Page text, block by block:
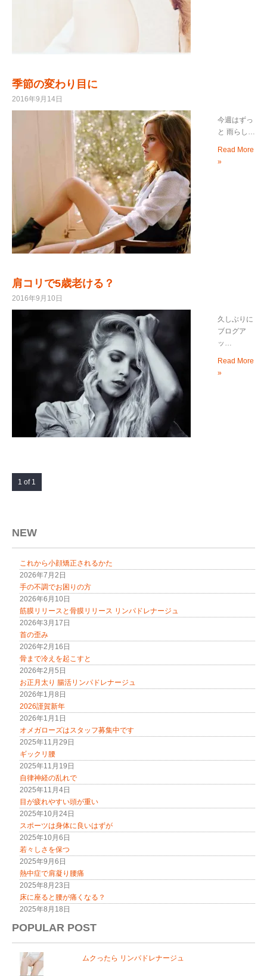
季節の変わり目に
2016年9月14日
今週はずっ
と 雨らし…
Read More
»
肩コリで5歳老ける？
2016年9月10日
久しぶりに
ブログア
ッ…
Read More
»
1 of 1
NEW
これから小顔矯正されるかた
2026年7月2日
手の不調でお困りの方
2026年6月10日
筋膜リリースと骨膜リリース リンパドレナージュ
2026年3月17日
首の歪み
2026年2月16日
骨まで冷えを起こすと
2026年2月5日
お正月太り 腸活リンパドレナージュ
2026年1月8日
2026謹賀新年
2026年1月1日
オメガローズはスタッフ募集中です
2025年11月29日
ギックリ腰
2025年11月19日
自律神経の乱れで
2025年11月4日
目が疲れやすい頭が重い
2025年10月24日
スポーツは身体に良いはずが
2025年10月6日
若々しさを保つ
2025年9月6日
熱中症で肩凝り腰痛
2025年8月23日
床に座ると腰が痛くなる？
2025年8月18日
POPULAR POST
ムクったら リンパドレナージュ